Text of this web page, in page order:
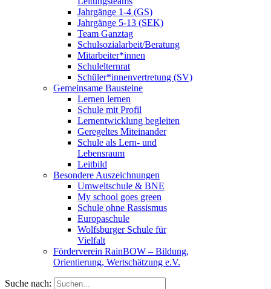
Jahrgänge 1-4 (GS)
Jahrgänge 5-13 (SEK)
Team Ganztag
Schulsozialarbeit/Beratung
Mitarbeiter*innen
Schulelternrat
Schüler*innenvertretung (SV)
Gemeinsame Bausteine
Lernen lernen
Schule mit Profil
Lernentwicklung begleiten
Geregeltes Miteinander
Schule als Lern- und
Lebensraum
Leitbild
Besondere Auszeichnungen
Umweltschule & BNE
My school goes green
Schule ohne Rassismus
Europaschule
Wolfsburger Schule für
Vielfalt
Förderverein RainBOW – Bildung,
Orientierung, Wertschätzung e.V.
Suche nach: